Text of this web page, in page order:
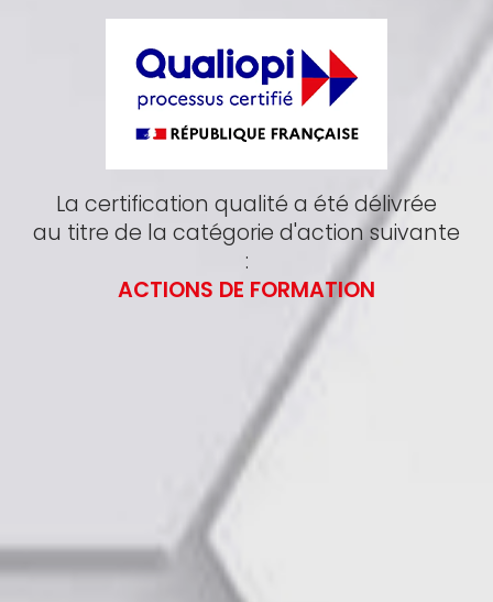
La certification qualité a été délivrée
au titre de la catégorie d'action suivante
:
ACTIONS DE FORMATION